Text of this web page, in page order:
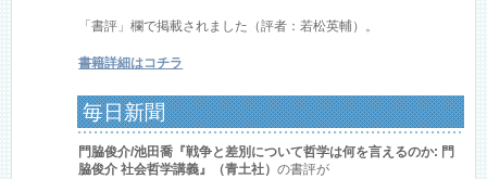
「書評」欄で掲載されました（評者：若松英輔）。
書籍詳細はコチラ
毎日新聞
門脇俊介/池田喬『戦争と差別について哲学は何を言えるのか: 門
脇俊介 社会哲学講義』（青土社）の書評が